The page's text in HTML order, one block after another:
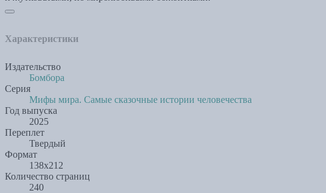
Характеристики
Издательство
Бомбора
Серия
Мифы мира. Самые сказочные истории человечества
Год выпуска
2025
Переплет
Твердый
Формат
138x212
Количество страниц
240